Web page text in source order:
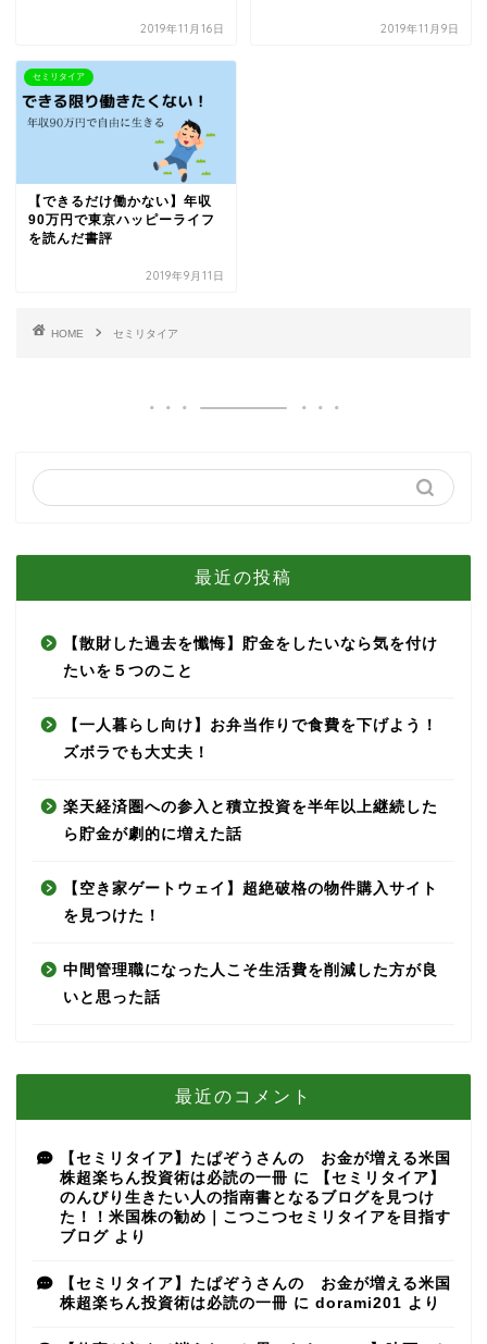
2019年11月16日 2019年11月9日
セミリタイア
【できるだけ働かない】年収
90万円で東京ハッピーライフ
を読んだ書評
2019年9月11日
HOME セミリタイア
最近の投稿
【散財した過去を懺悔】貯金をしたいなら気を付け
たいを５つのこと
【一人暮らし向け】お弁当作りで食費を下げよう！
ズボラでも大丈夫！
楽天経済圏への参入と積立投資を半年以上継続した
ら貯金が劇的に増えた話
【空き家ゲートウェイ】超絶破格の物件購入サイト
を見つけた！
中間管理職になった人こそ生活費を削減した方が良
いと思った話
最近のコメント
【セミリタイア】たぱぞうさんの お金が増える米国
株超楽ちん投資術は必読の一冊 に
【セミリタイア】
のんびり生きたい人の指南書となるブログを見つけ
た！！米国株の勧め｜こつこつセミリタイアを目指す
ブログ より
【セミリタイア】たぱぞうさんの お金が増える米国
株超楽ちん投資術は必読の一冊 に dorami201 より